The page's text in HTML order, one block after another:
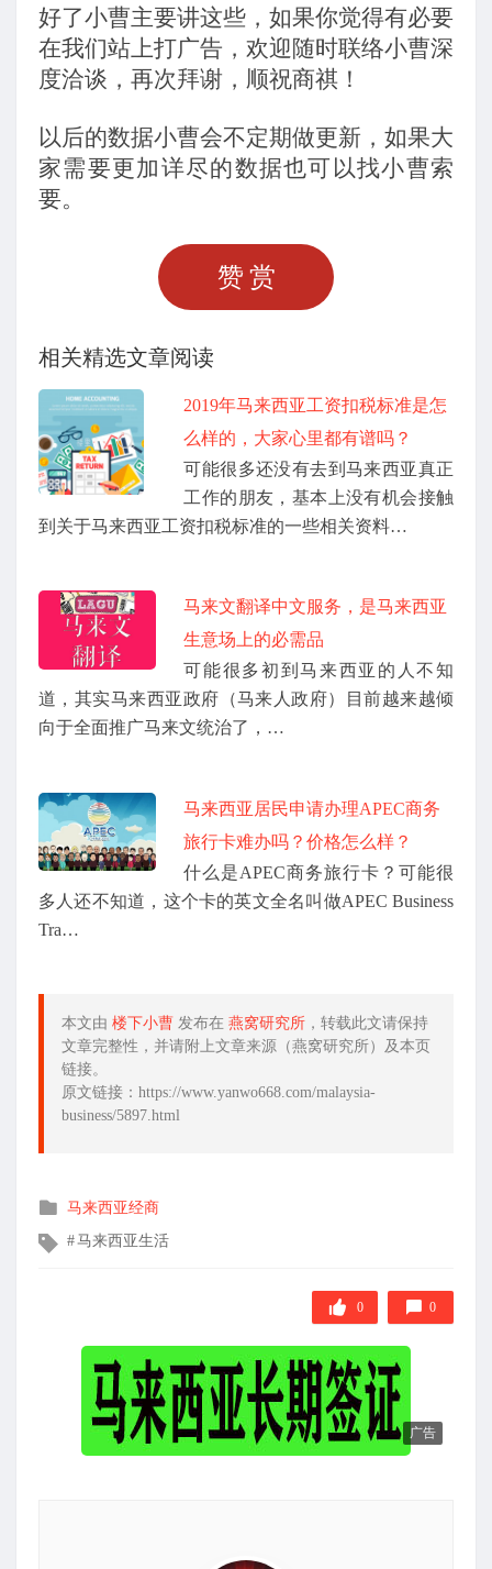
好了小曹主要讲这些，如果你觉得有必要
在我们站上打广告，欢迎随时联络小曹深
度洽谈，再次拜谢，顺祝商祺！
以后的数据小曹会不定期做更新，如果大
家需要更加详尽的数据也可以找小曹索
要。
赞赏
相关精选文章阅读
2019年马来西亚工资扣税标准是怎
么样的，大家心里都有谱吗？
可能很多还没有去到马来西亚真正
工作的朋友，基本上没有机会接触
到关于马来西亚工资扣税标准的一些相关资料…
马来文翻译中文服务，是马来西亚
生意场上的必需品
可能很多初到马来西亚的人不知
道，其实马来西亚政府（马来人政府）目前越来越倾
向于全面推广马来文统治了，…
马来西亚居民申请办理APEC商务
旅行卡难办吗？价格怎么样？
什么是APEC商务旅行卡？可能很
多人还不知道，这个卡的英文全名叫做APEC Business
Tra…
本文由 楼下小曹 发布在 燕窝研究所 ，转载此文请保持
文章完整性，并请附上文章来源（燕窝研究所）及本页
链接。
原文链接：https://www.yanwo668.com/malaysia-
business/5897.html
发
在
马来西亚经商
文马来西亚生活
0 0
广告